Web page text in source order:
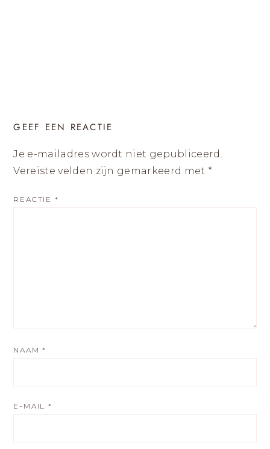
GEEF EEN REACTIE
Je e-mailadres wordt niet gepubliceerd.
Vereiste velden zijn gemarkeerd met *
REACTIE *
NAAM*
E-MAIL*